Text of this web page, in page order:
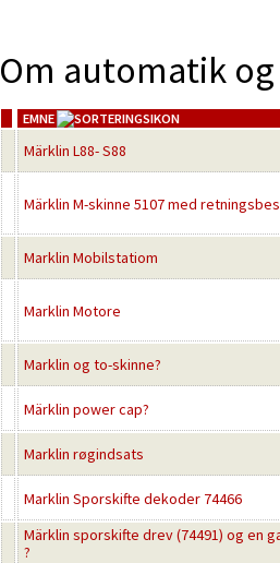
Om automatik
EMNE
Märklin L88- S88
Märklin M-skinne 5107 med
Marklin Mobilstatiom
Marklin Motore
Marklin og to-skinne?
Märklin power cap?
Marklin røgindsats
Marklin Sporskifte dekoder 74466
Märklin sporskifte drev (74491) og en
?